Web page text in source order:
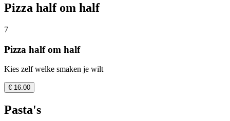
Pizza half om half
7
Pizza half om half
Kies zelf welke smaken je wilt
€ 16.00
Pasta's